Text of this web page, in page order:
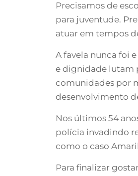
Precisamos de
para juventude.
atuar em tempos
A favela nunca foi
e dignidade lutam
comunidades por
desenvolvimento
Nos últimos 54
polícia invadindo
como o caso
Para finalizar